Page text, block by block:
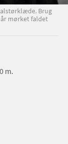
Brug
mørket faldet
m.